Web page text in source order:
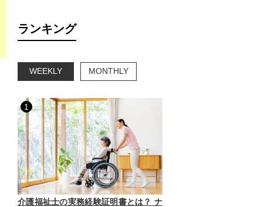
ランキング
WEEKLY MONTHLY
1
介護福祉士の実務経験証明書とは？ ナ